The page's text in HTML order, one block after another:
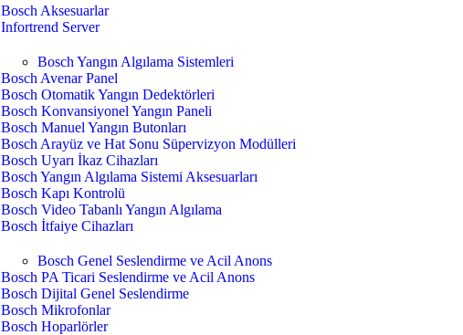
Bosch Aksesuarlar
Infortrend Server
Bosch Yangın Algılama Sistemleri
Bosch Avenar Panel
Bosch Otomatik Yangın Dedektörleri
Bosch Konvansiyonel Yangın Paneli
Bosch Manuel Yangın Butonları
Bosch Arayüz ve Hat Sonu Süpervizyon Modülleri
Bosch Uyarı İkaz Cihazları
Bosch Yangın Algılama Sistemi Aksesuarları
Bosch Kapı Kontrolü
Bosch Video Tabanlı Yangın Algılama
Bosch İtfaiye Cihazları
Bosch Genel Seslendirme ve Acil Anons
Bosch PA Ticari Seslendirme ve Acil Anons
Bosch Dijital Genel Seslendirme
Bosch Mikrofonlar
Bosch Hoparlörler